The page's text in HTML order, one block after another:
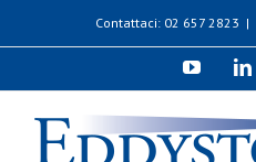
Contattaci: 02 657 2823 |